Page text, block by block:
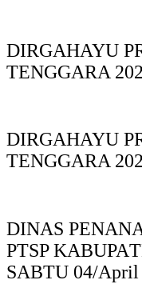
DIRGAHAYU
TENGGARA
DIRGAHAYU
TENGGARA
DINAS
PTSP
SABTU 04/April